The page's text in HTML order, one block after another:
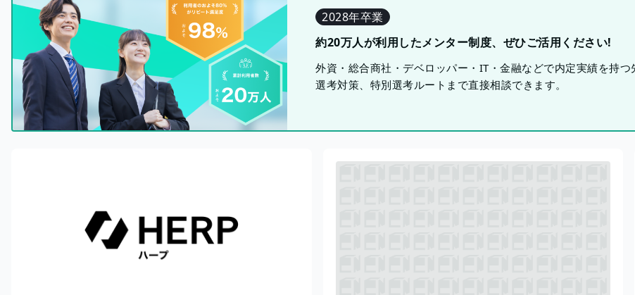
2028年卒業
約20万人が利用したメンター制度、ぜひご活用ください!
外資・総合商社・デベロッパー・IT・金融などで内定実績を持
選考対策、特別選考ルートまで直接相談できます。